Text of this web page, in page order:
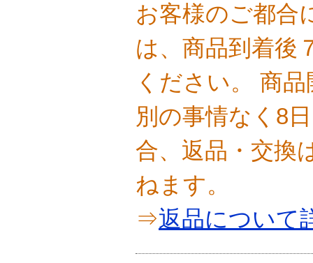
お客様のご都合
は、商品到着後
ください。 商
別の事情なく8
合、返品・交換
ねます。
⇒返品について